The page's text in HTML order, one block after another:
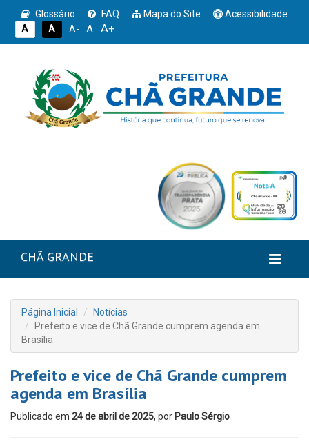
Glossário FAQ Mapa do Site
Acessibilidade
A
A A- A A+
CHÃ GRANDE
Página Inicial
Notícias
Prefeito e vice de Chã Grande cumprem agenda em
Brasília
Prefeito e vice de Chã Grande cumprem
agenda em Brasília
Publicado em 24 de abril de 2025, por Paulo Sérgio